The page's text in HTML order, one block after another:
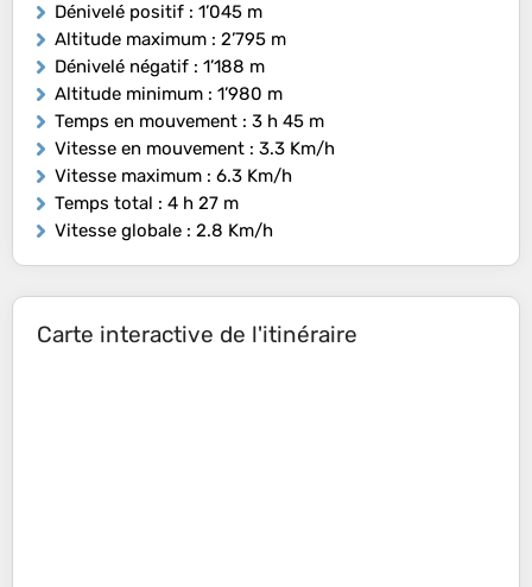
Dénivelé positif : 1’045 m
Altitude maximum : 2’795 m
Dénivelé négatif : 1’188 m
Altitude minimum : 1’980 m
Temps en mouvement : 3 h 45 m
Vitesse en mouvement : 3.3 Km/h
Vitesse maximum : 6.3 Km/h
Temps total : 4 h 27 m
Vitesse globale : 2.8 Km/h
Carte interactive de l'itinéraire